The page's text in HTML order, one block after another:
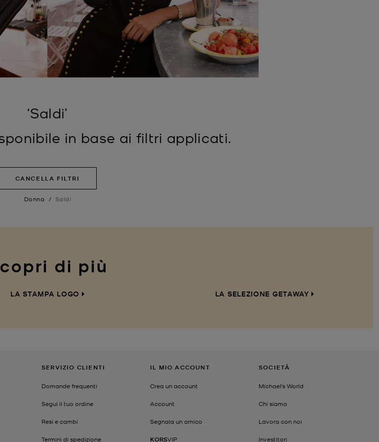
‘Saldi’
in base ai filtri applicati.
CANCELLA FILTRI
Donna / Saldi
di più
LA STAMPA LOGO LA SELEZIONE GETAWAY
SERVIZIO CLIENTI
Domande frequenti
Segui il tuo ordine
Resi e cambi
Termini di spedizione
IL MIO ACCOUNT
Crea un account
Account
Segnala un amico
KORSVIP
SOCIETÀ
Michael's World
Chi siamo
Lavora con noi
Investitori